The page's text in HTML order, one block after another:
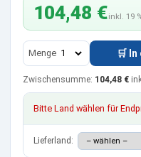
104,48 €inkl. 19
Menge 🛒
Zwischensumme: 104,48 €
Bitte Land wählen für
Lieferland: